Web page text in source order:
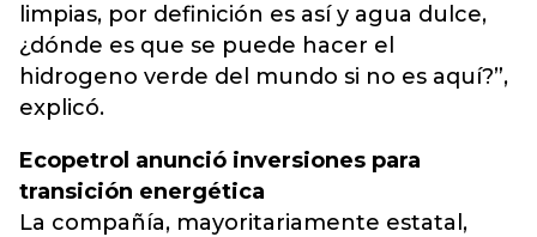
limpias, por definición es así y agua dulce,
¿dónde es que se puede hacer el
hidrogeno verde del mundo si no es aquí?”,
explicó.
Ecopetrol anunció inversiones para
transición energética
La compañía, mayoritariamente estatal,